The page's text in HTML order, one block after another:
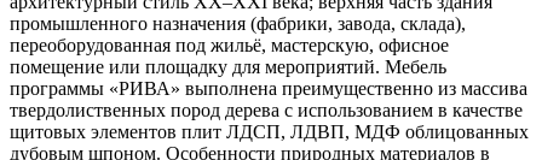
промышленного назначения (фабрики, завода, склада),
переоборудованная под жильё, мастерскую, офисное
помещение или площадку для мероприятий. Мебель
программы «РИВА» выполнена преимущественно из массива
твердолиственных пород дерева с использованием в качестве
щитовых элементов плит ЛДСП, ЛДВП, МДФ облицованных
дубовым шпоном. Особенности природных материалов в